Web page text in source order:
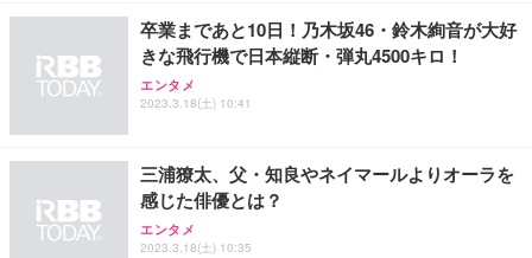
卒業まであと10日！乃木坂46・鈴木絢音が大好
きな飛行機で日本縦断・弾丸4500キロ！
エンタメ
2023.3.18(土) 10:41
三浦獠太、父・知良やネイマールよりオーラを
感じた俳優とは？
エンタメ
2023.3.18(土) 10:35